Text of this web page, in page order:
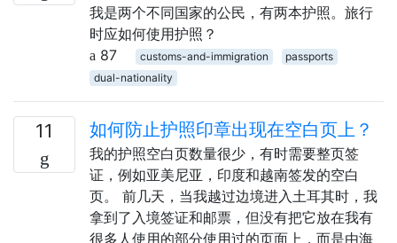
我是两个不同国家的公民，有两本护照。旅行
时应如何使用护照？
87
customs-and-immigration
passports
dual-nationality
11 如何防止护照印章出现在空白页上？
我的护照空白页数量很少，有时需要整页签
证，例如亚美尼亚，印度和越南签发的空白
页。 前几天，当我越过边境进入土耳其时，我
拿到了入境签证和邮票，但没有把它放在我有
很多人使用的部分使用过的页面上，而是由海